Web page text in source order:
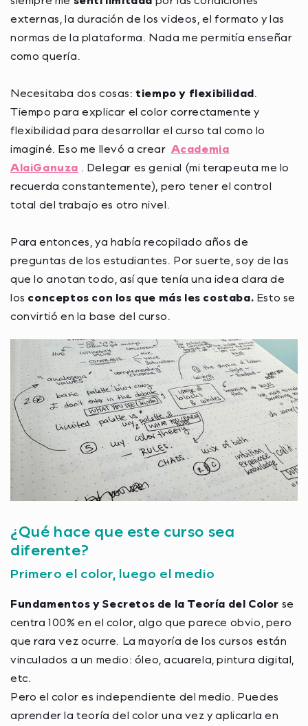
externas, la duración de los videos, el formato y las
normas de la plataforma. Nada me permitía enseñar
como quería.
Necesitaba dos cosas:tiempo y flexibilidad.
Tiempo para explicar el color correctamente y
flexibilidad para desarrollar el curso tal como lo
imaginé. Eso me llevó a crear Academia
AlaiGanuza . Delegar es genial (mi terapeuta me lo
recuerda constantemente), pero tener el control
total del trabajo es otro nivel.
Para entonces, ya había recopilado años de
preguntas de los estudiantes. Por suerte, soy de las
que lo anotan todo, así que tenía una idea clara de
los conceptos con los que más les costaba. Esto se
convirtió en la base del curso.
¿Qué hace que este curso sea
diferente?
Primero el color, luego el medio
Fundamentos y Secretos de la Teoría del Color se
centra 100% en el color, algo que parece obvio, pero
que rara vez ocurre. La mayoría de los cursos están
vinculados a un medio: óleo, acuarela, pintura digital,
etc.
Pero el color es independiente del medio. Puedes
aprender la teoría del color una vez y aplicarla en